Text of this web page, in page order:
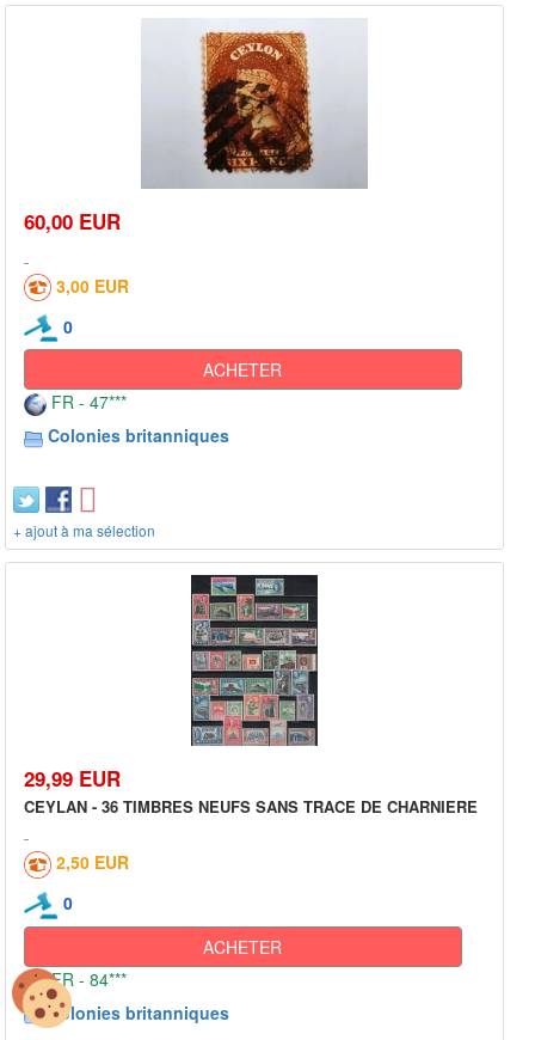
60,00 EUR
3,00 EUR
0
ACHETER
FR - 47***
Colonies britanniques
+ ajout à ma sélection
29,99 EUR
CEYLAN - 36 TIMBRES NEUFS SANS TRACE DE CHARNIERE
2,50 EUR
0
ACHETER
FR - 84***
Colonies britanniques